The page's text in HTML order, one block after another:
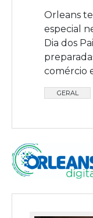
Orleans
especial
Dia dos
comércio
GERAL